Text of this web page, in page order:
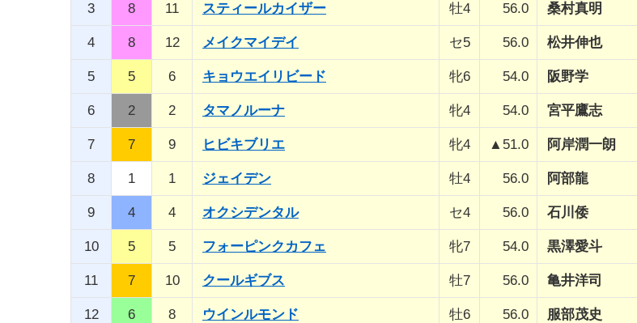
3 8 11 スティールカイザー 牡4 56.0 桑村真明
4 8 12 メイクマイデイ セ5 56.0 松井伸也
5 5 6 キョウエイリビード 牝6 54.0 阪野学
6 2 2 タマノルーナ 牝4 54.0 宮平鷹志
7 7 9 ヒビキブリエ 牝4 ▲51.0 阿岸潤一朗
8 1 1 ジェイデン 牡4 56.0 阿部龍
9 4 4 オクシデンタル セ4 56.0 石川倭
10 5 5 フォーピンクカフェ 牝7 54.0 黒澤愛斗
11 7 10 クールギブス 牡7 56.0 亀井洋司
12 6 8 ウインルモンド 牡6 56.0 服部茂史